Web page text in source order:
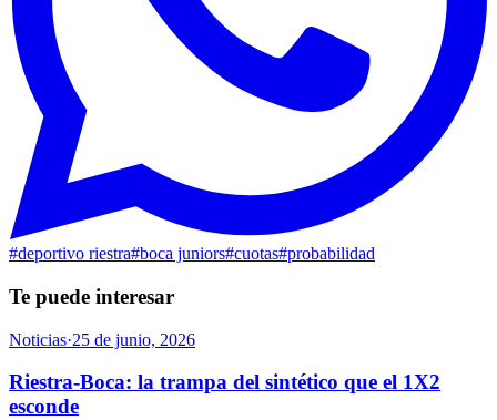
#deportivo riestra#boca juniors#cuotas#probabilidad
Te puede interesar
Noticias·25 de junio, 2026
Riestra-Boca: la trampa del sintético que el 1X2
esconde